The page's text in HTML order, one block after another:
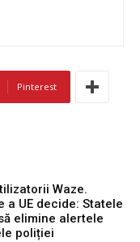
Pinterest
Waze.
a UE decide: Statele
elimine alertele
poliției